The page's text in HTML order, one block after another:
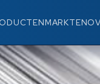
MARKTEN